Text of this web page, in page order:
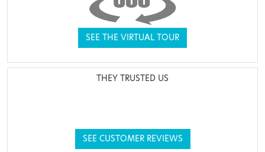
SEE THE VIRTUAL TOUR
THEY TRUSTED US
SEE CUSTOMER REVIEWS